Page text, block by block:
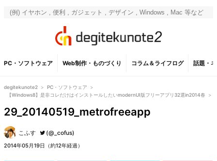
PC・ソフトウェア Web制作・ものづくり コラム＆ライフログ 話題・
degitekunote2 > PC・ソフトウェア
>
【Windows8】是非コレだけはインストールしたいmodernUI版フリーアプリ32選in2014春
>
29_20140519_metrofreeapp
こふす (@_cofus)
2014年05月19日（約12年経過）